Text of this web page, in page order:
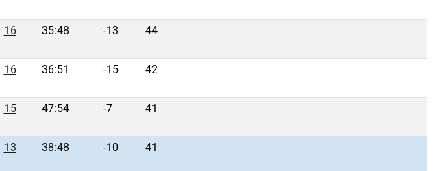
16 35:48 -13 44
16 36:51 -15 42
15 47:54 -7 41
13 38:48 -10 41